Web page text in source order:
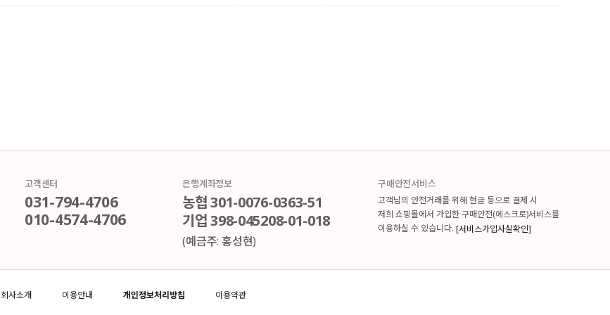
고객센터
031-794-4706
010-4574-4706
은행계좌정보
농협 301-0076-0363-51
기업 398-045208-01-018
(예금주: 홍성현)
구매안전서비스
고객님의 안전거래를 위해 현금 등으로 결제 시
저희 쇼핑몰에서 가입한 구매안전(에스크로)서비스를
이용하실 수 있습니다. [서비스가입사실확인]
회사소개 이용안내 개인정보처리방침 이용약관